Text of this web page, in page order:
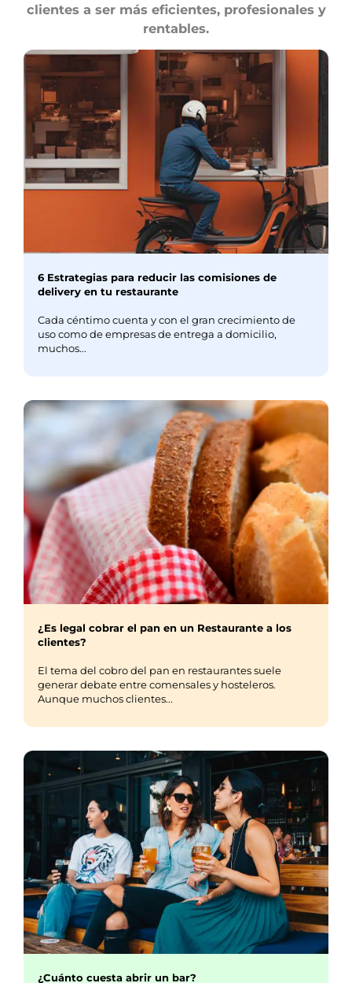
clientes a ser más eficientes, profesionales y
rentables.
6 Estrategias para reducir las comisiones de
delivery en tu restaurante
Cada céntimo cuenta y con el gran crecimiento de
uso como de empresas de entrega a domicilio,
muchos...
¿Es legal cobrar el pan en un Restaurante a los
clientes?
El tema del cobro del pan en restaurantes suele
generar debate entre comensales y hosteleros.
Aunque muchos clientes...
¿Cuánto cuesta abrir un bar?